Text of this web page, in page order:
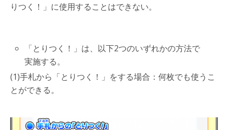
りつく！」に使用することはできない。
「とりつく！」は、以下2つのいずれかの方法で
実施する。
(1)手札から「とりつく！」をする場合：何枚でも使うこ
とができる。